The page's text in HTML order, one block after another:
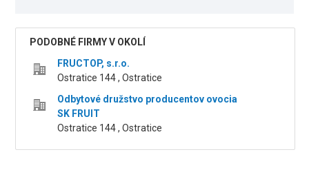
PODOBNÉ FIRMY V OKOLÍ
FRUCTOP, s.r.o.
Ostratice 144 , Ostratice
Odbytové družstvo producentov ovocia
SK FRUIT
Ostratice 144 , Ostratice